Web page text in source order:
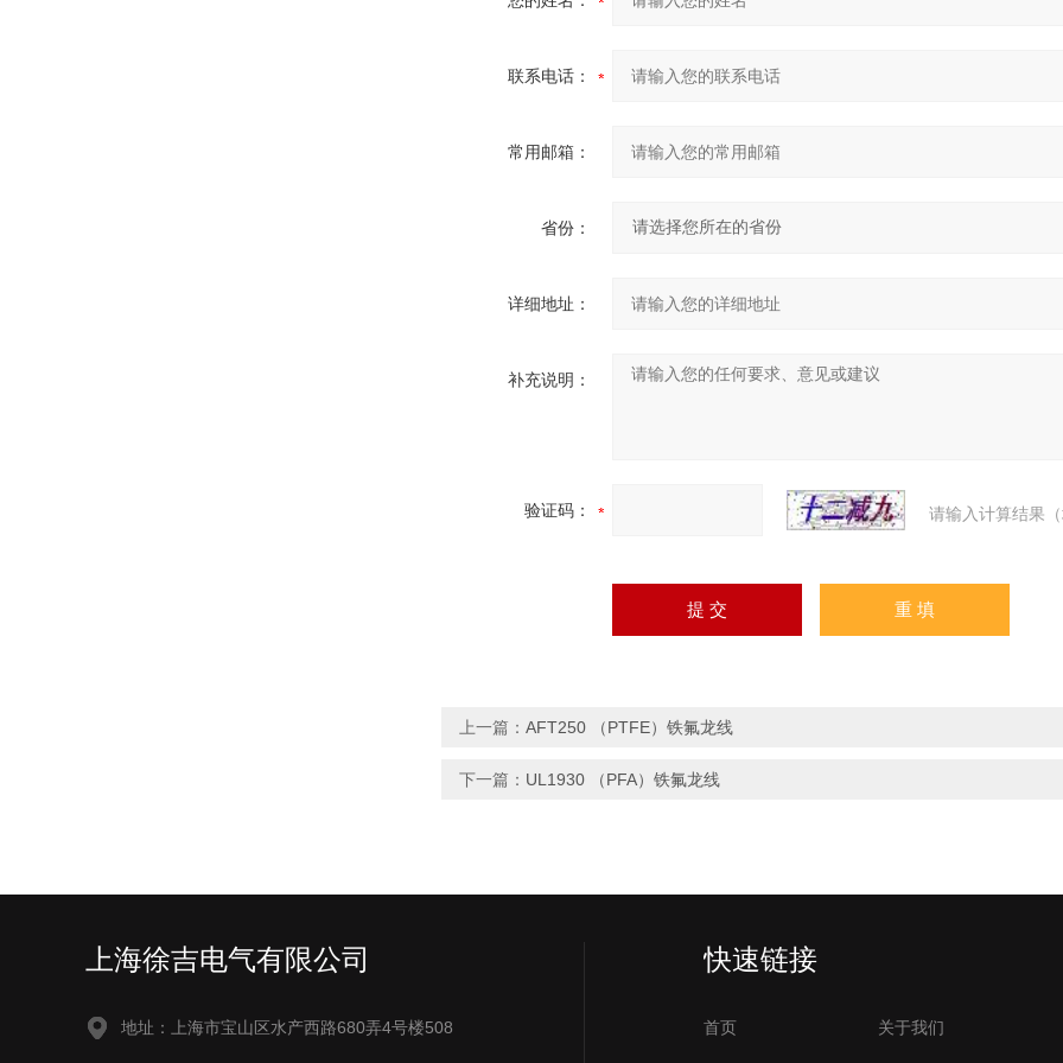
联系电话：
常用邮箱：
省份：
详细地址：
补充说明：
验证码： 请输入计算结果
上一篇： AFT250 （PTFE）铁氟龙线
下一篇： UL1930 （PFA）铁氟龙线
上海徐吉电气有限公司
地址：上海市宝山区水产西路680弄4号楼508
快速链接
首页 关于我们